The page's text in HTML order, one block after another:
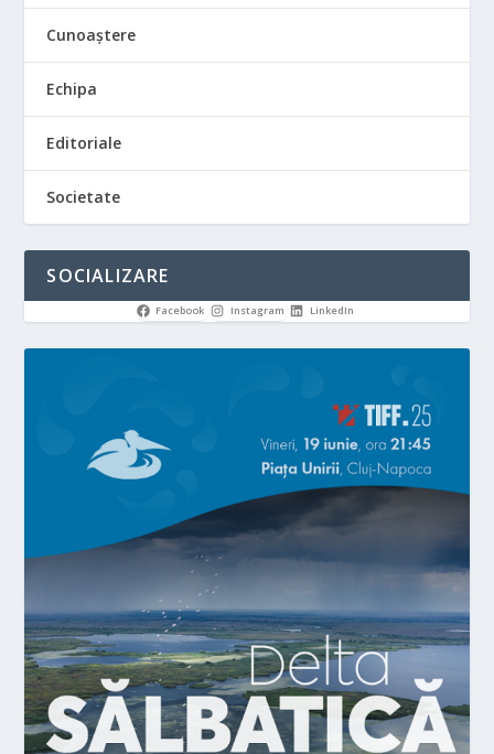
Cunoaștere
Echipa
Editoriale
Societate
SOCIALIZARE
Facebook Instagram LinkedIn